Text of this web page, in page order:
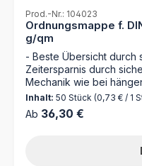
Prod.-Nr.: 104023
Ordnungsmappe f.
g/qm
- Beste Übersicht durch
Zeitersparnis durch
Mechanik wie bei
Germany Entdecken Sie die Ordnungsmappe 104023
von MAPPEI – Ihr
Organisation Ihrer
Mappe nicht nur
auch jede Menge
Inhalt: 50 Stück (0,73 € / 1
Regulärer Preis:
Ab 36,30 €